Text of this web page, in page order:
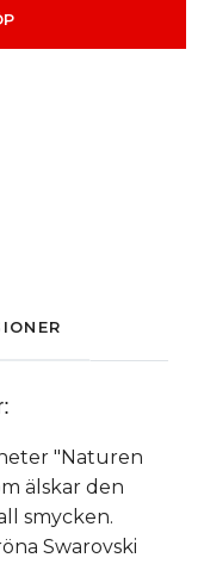
"Naturen
älskar den
smycken.
Swarovski